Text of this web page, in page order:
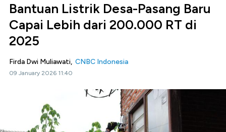
Bantuan Listrik Desa-Pasang Baru
Capai Lebih dari 200.000 RT di
2025
Firda Dwi Muliawati, CNBC Indonesia
09 January 2026 11:40